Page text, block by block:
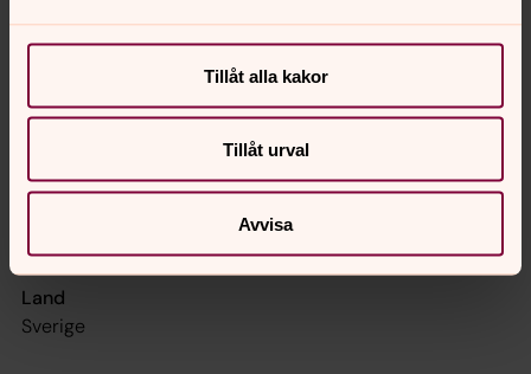
Tillåt alla kakor
Tillåt urval
Avvisa
100%
Ort
Mora
Län
Land
Sverige